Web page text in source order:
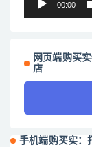
00:00
网页端购买
店
手机端购买实：